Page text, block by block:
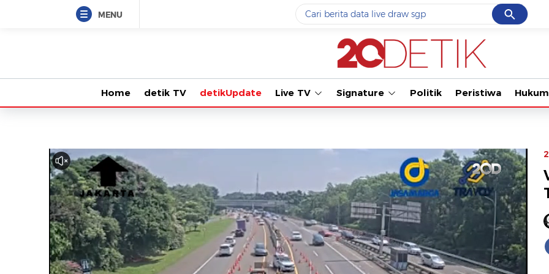
MENU Cancel
Yang sedang ramai dicari
data live draw sgp
#3kebakaran
#5gempa hari ini
Promoted
Terakhir yang dicari
Loading...
Home detik TV detikUpdate Live TV Signature Politik Peristiwa Hukum